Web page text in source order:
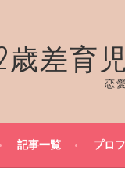
歳差育
恋
記事一覧 プロ